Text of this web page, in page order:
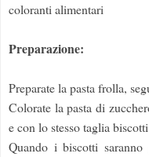
coloranti alimentari
Preparazione:
Preparate la pasta frolla,
Colorate la pasta di
e con lo stesso taglia
Quando i biscotti